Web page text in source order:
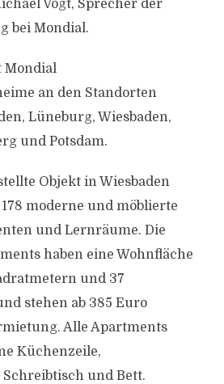
Vogt, Sprecher der
bei Mondial.
Mondial
an den Standorten
Lüneburg, Wiesbaden,
und Potsdam.
Objekt in Wiesbaden
moderne und möblierte
und Lernräume. Die
haben eine Wohnfläche
und 37
stehen ab 385 Euro
Alle Apartments
Küchenzeile,
und Bett.